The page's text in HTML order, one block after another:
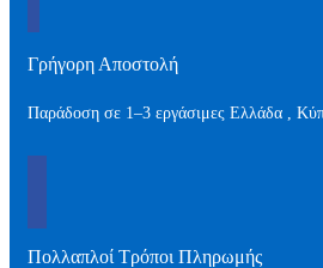
Γρήγορη Αποστολή
Παράδοση σε 1–3 εργάσιμες Ελλάδα ,
Πολλαπλοί Τρόποι Πληρωμής